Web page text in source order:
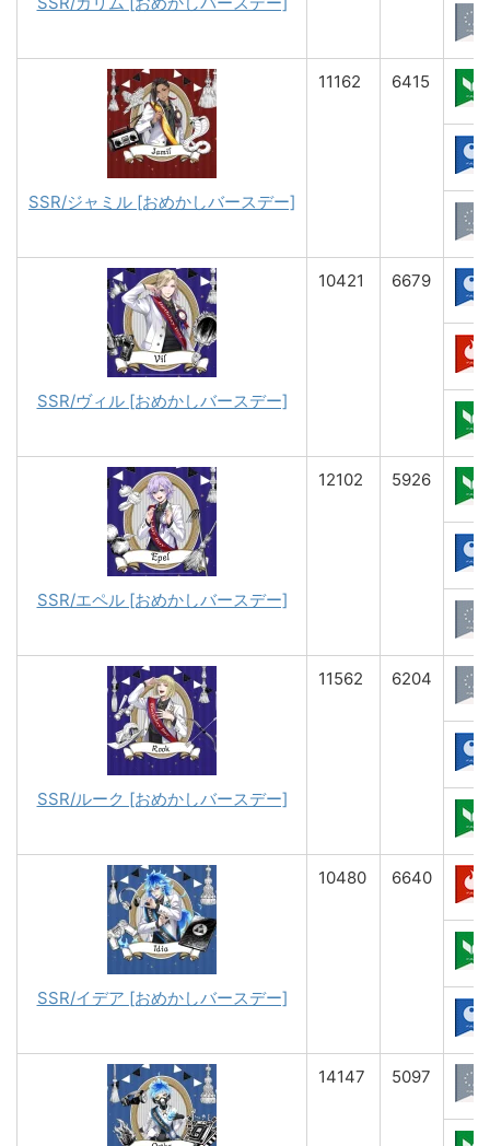
SSR/ジャミル [おめかしバースデー]
11162 6415
SSR/ヴィル [おめかしバースデー]
10421 6679
SSR/エペル [おめかしバースデー]
12102 5926
SSR/ルーク [おめかしバースデー]
11562 6204
SSR/イデア [おめかしバースデー]
10480 6640
14147 5097